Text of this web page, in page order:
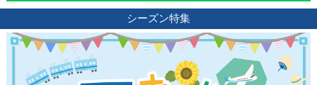
シーズン特集